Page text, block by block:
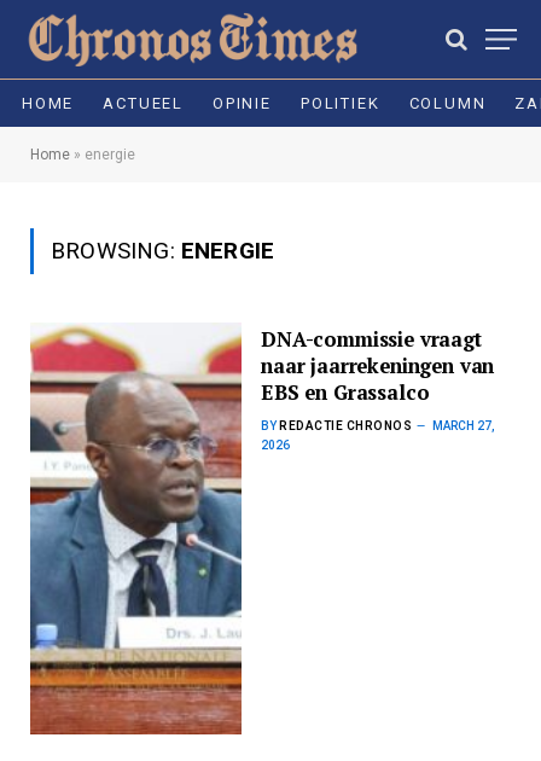
HOME ACTUEEL OPINIE POLITIEK COLUMN
Home » energie
BROWSING: ENERGIE
DNA-commissie vraagt
naar jaarrekeningen van
EBS en Grassalco
BY REDACTIE CHRONOS
MARCH 27,
2026